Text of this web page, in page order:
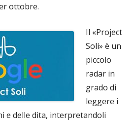
ottobre.
Il «Project
Soli» è un
piccolo
radar in
grado di
leggere i
e delle dita, interpretandoli